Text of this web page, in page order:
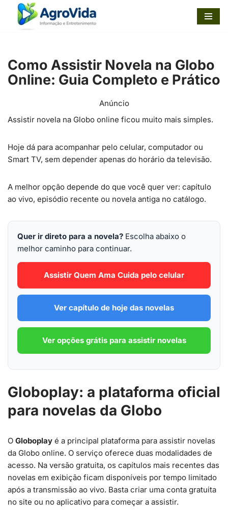
Pular
conteúdo
Como Assistir Novela na Globo
Online: Guia Completo e Prático
Anúncio
Assistir novela na Globo online ficou muito mais simples.
Hoje dá para acompanhar pelo celular, computador ou
Smart TV, sem depender apenas do horário da televisão.
A melhor opção depende do que você quer ver: capítulo
ao vivo, episódio recente ou novela antiga no catálogo.
Quer ir direto para a novela? Escolha abaixo o
melhor caminho para continuar.
Assistir Quem Ama Cuida pelo celular
Ver capítulo de hoje das novelas
Ver opções grátis para assistir novelas
Globoplay: a plataforma oficial
para novelas da Globo
O Globoplay é a principal plataforma para assistir novelas
da Globo online. O serviço oferece duas modalidades de
acesso. Na versão gratuita, os capítulos mais recentes das
novelas em exibição ficam disponíveis por tempo limitado
após a transmissão ao vivo. Basta criar uma conta gratuita
no site ou no aplicativo para começar a assistir.